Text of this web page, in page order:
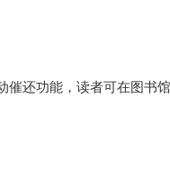
催还功能，读者可在图书